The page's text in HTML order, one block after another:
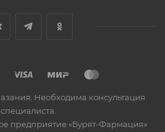
Необходима консультация
специалиста.
предприятие «Бурят-Фармация»